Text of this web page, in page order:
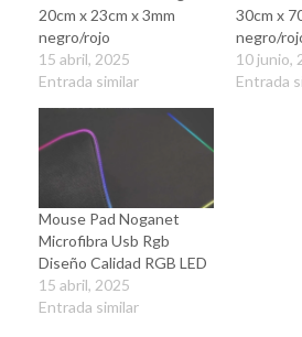
20cm x 23cm x 3mm
negro/rojo
15 abril, 2025
Entrada similar
30cm x
negro/
10 junio,
Entrada
Mouse Pad Noganet
Microfibra Usb Rgb
Diseño Calidad RGB LED
15 abril, 2025
Entrada similar